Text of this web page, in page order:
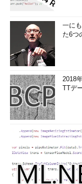
一に
た6つ
2018
TTデ